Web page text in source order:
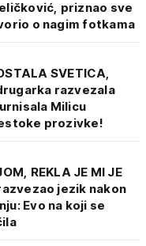
priznao sve
o nagim fotkama
SVETICA,
razvezala
Milicu
prozivke!
REKLA JE MI JE
jezik nakon
Evo na koji se